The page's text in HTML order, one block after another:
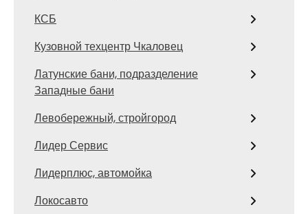
КСБ
Кузовной техцентр Чкаловец
Латунские бани, подразделение
Западные бани
Левобережный, стройгород
Лидер Сервис
Лидерплюс, автомойка
Локосавто